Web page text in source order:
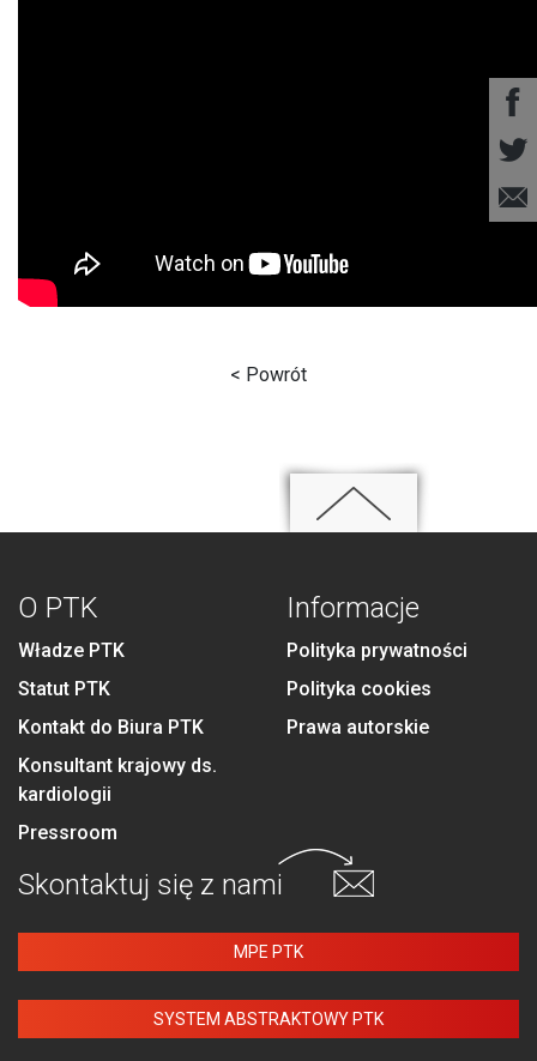
< Powrót
O PTK
Władze PTK
Statut PTK
Kontakt do Biura PTK
Konsultant krajowy ds.
kardiologii
Pressroom
Informacje
Polityka prywatności
Polityka cookies
Prawa autorskie
Skontaktuj się z nami
MPE PTK
SYSTEM ABSTRAKTOWY PTK